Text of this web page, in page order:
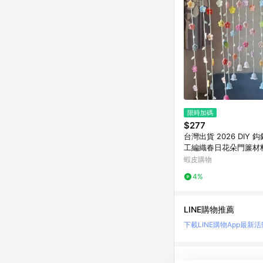
限時加碼
$277
台灣出貨 2026 DIY 鈎
工編織春日花朵門簾材
編織鉤針毛線門簾春日
蝦皮購物
4%
LINE購物推薦
下載LINE購物App最新活